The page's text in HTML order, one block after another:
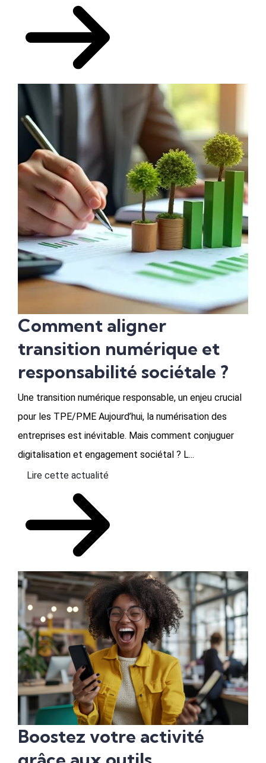
Comment aligner
transition numérique et
responsabilité sociétale ?
Une transition numérique responsable, un enjeu crucial
pour les TPE/PME Aujourd’hui, la numérisation des
entreprises est inévitable. Mais comment conjuguer
digitalisation et engagement sociétal ? L...
Lire cette actualité
Boostez votre activité